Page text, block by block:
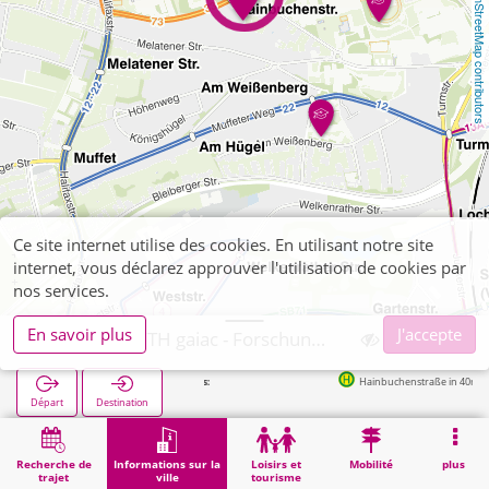
OpenStreetMap contributors
Recherche de
trajet
Informations sur la
ville
Loisirs et
tourisme
Mobilité plus
Départ Destination
Hainbuchenstraße in 40m
Démarrage Informations sur la ville
Établissements universitaires et écoles supérieures
Aachen, RWTH gaiac - Forschungsinstitut
Ce site internet utilise des cookies. En utilisant notre site
internet, vous déclarez approuver l'utilisation de cookies par
nos services.
En savoir plus
J'accepte